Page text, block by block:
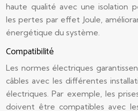
haute qualité avec une isolation
les pertes par effet Joule,
énergétique du système.
Compatibilité
Les normes électriques
câbles avec les différentes
électriques. Par exemple, les
doivent être compatibles avec